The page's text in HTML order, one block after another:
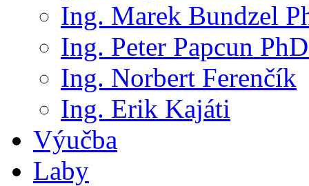
Ing. Marek Bundzel
Ing. Peter Papcun
Ing. Norbert Ferenčík
Ing. Erik Kajáti
Výučba
Laby